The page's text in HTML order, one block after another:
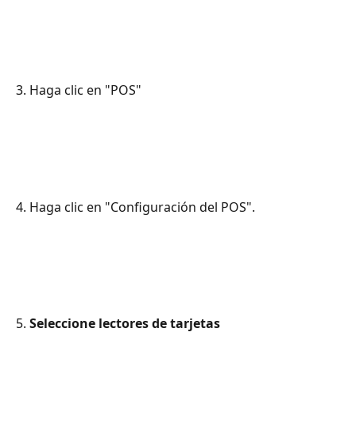
3. Haga clic en "POS"
4. Haga clic en "Configuración del POS".
5. Seleccione lectores de tarjetas